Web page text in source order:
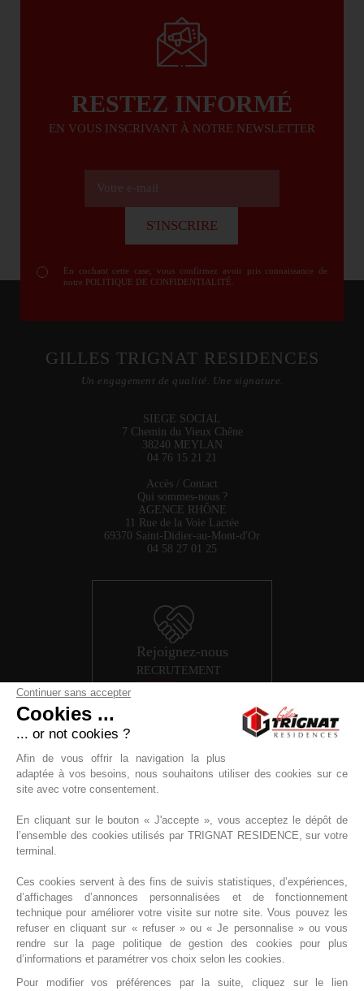
RESTEZ INFORMÉ
EN VOUS INSCRIVANT À NOTRE NEWSLETTER
Votre e-mail
S'INSCRIRE
S'INSCRIRE
En cochant cette case, vous confirmez avoir pris connaissance de
notre POLITIQUE DE CONFIDENTIALITÉ
GILLES TRIGNAT RESIDENCES
Un engagement de qualité. Une signature.
SIEGE SOCIAL
7 Chemin du Vieux Chêne
38240 MEYLAN
04 76 15 21 21
Accès / Contact
Qui sommes-nous ?
AGENCE RHÔNE
11 Rue de la Voie Lactée
69370 Saint-Didier-au-Mont-d'Or
04 58 27 01 25
Rejoignez-nous
RECRUTEMENT
4,8/5
151 AVIS
LIRE TOUS LES AVIS
Garanti par
Continuer sans accepter
Cookies ...
... or not cookies ?
Afin de vous offrir la navigation la plus
adaptée à vos besoins, nous souhaitons utiliser des cookies sur ce
site avec votre consentement.
En cliquant sur le bouton « J'accepte », vous acceptez le dépôt de
l’ensemble des cookies utilisés par TRIGNAT RESIDENCE, sur votre
terminal.
Ces cookies servent à des fins de suivis statistiques, d’expériences,
d’affichages d’annonces personnalisées et de fonctionnement
technique pour améliorer votre visite sur notre site. Vous pouvez les
refuser en cliquant sur « refuser » ou « Je personnalise » ou vous
rendre sur la page politique de gestion des cookies pour plus
d’informations et paramétrer vos choix selon les cookies.
Pour modifier vos préférences par la suite, cliquez sur le lien